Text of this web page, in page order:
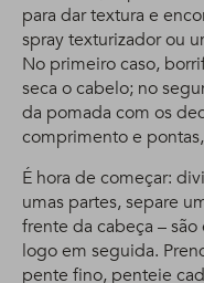
para dar textura e
spray texturizador ou
No primeiro caso,
seca o cabelo; no
da pomada com os
comprimento e
É hora de começar:
umas partes, separe
frente da cabeça –
logo em seguida.
pente fino, penteie